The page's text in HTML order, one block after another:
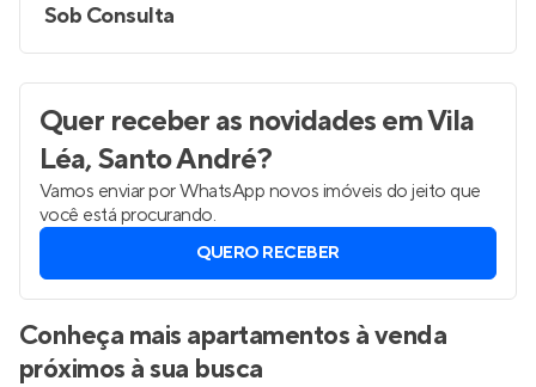
Sob Consulta
Quer receber as novidadesem Vila
Léa, Santo André?
Vamos enviar por WhatsApp novos imóveis do jeito que
você está procurando.
QUERO RECEBER
Conheça mais apartamentos à venda
próximos à sua busca